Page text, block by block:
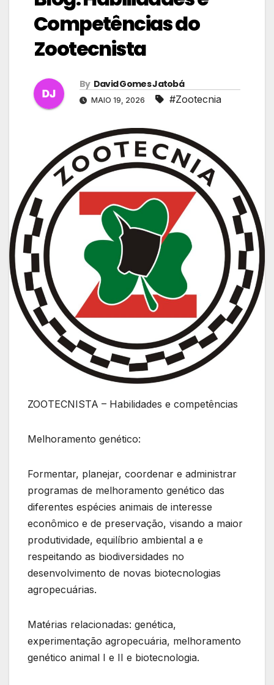
Competências do
Zootecnista
By David Gomes Jatobá
MAIO 19, 2026 #Zootecnia
ZOOTECNISTA – Habilidades e competências
Melhoramento genético:
Formentar, planejar, coordenar e administrar
programas de melhoramento genético das
diferentes espécies animais de interesse
econômico e de preservação, visando a maior
produtividade, equilíbrio ambiental a e
respeitando as biodiversidades no
desenvolvimento de novas biotecnologias
agropecuárias.
Matérias relacionadas: genética,
experimentação agropecuária, melhoramento
genético animal I e II e biotecnologia.